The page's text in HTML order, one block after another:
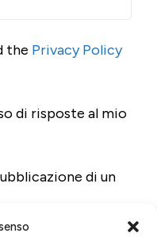
the Privacy Policy
di risposte al mio
di un